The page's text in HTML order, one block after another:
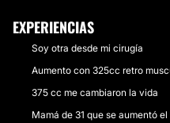
EXPERIENCIAS
Soy otra desde mi cirugía
Aumento con 325cc retro
375 cc me cambiaron la vida
Mamá de 31 que se aumentó